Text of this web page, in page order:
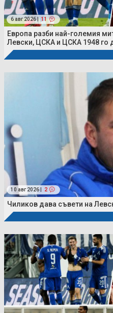
6 авг 2026 | 11
Европа разби най-големия
Левски, ЦСКА и ЦСКА 1948 го
10 авг 2026 | 2
Чиликов дава съвети на